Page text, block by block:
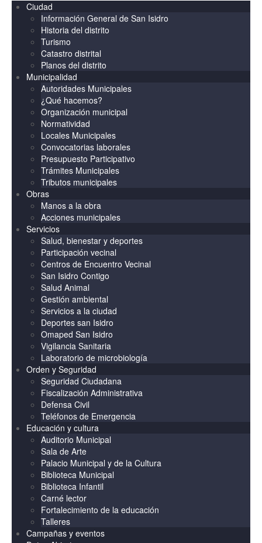
Ciudad
Información General de San Isidro
Historia del distrito
Turismo
Catastro distrital
Planos del distrito
Municipalidad
Autoridades Municipales
¿Qué hacemos?
Organización municipal
Normatividad
Locales Municipales
Convocatorias laborales
Presupuesto Participativo
Trámites Municipales
Tributos municipales
Obras
Manos a la obra
Acciones municipales
Servicios
Salud, bienestar y deportes
Participación vecinal
Centros de Encuentro Vecinal
San Isidro Contigo
Salud Animal
Gestión ambiental
Servicios a la ciudad
Deportes san Isidro
Omaped San Isidro
Vigilancia Sanitaria
Laboratorio de microbiología
Orden y Seguridad
Seguridad Ciudadana
Fiscalización Administrativa
Defensa Civil
Teléfonos de Emergencia
Educación y cultura
Auditorio Municipal
Sala de Arte
Palacio Municipal y de la Cultura
Biblioteca Municipal
Biblioteca Infantil
Carné lector
Fortalecimiento de la educación
Talleres
Campañas y eventos